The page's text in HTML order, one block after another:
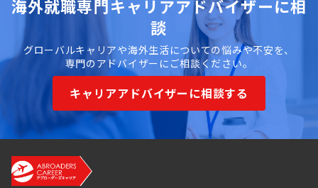
海外就職専門キャリアアドバイザーに相
談
グローバルキャリアや海外生活についての悩みや不安を、
専門のアドバイザーにご相談ください。
キャリアアドバイザーに相談する